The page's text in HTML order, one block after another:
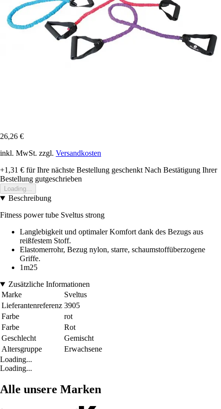
26,26 €
inkl. MwSt. zzgl. Versandkosten
+1,31 € für Ihre nächste Bestellung geschenkt Nach Bestätigung Ihrer
Bestellung gutgeschrieben
Loading...
Beschreibung
Fitness power tube Sveltus strong
Langlebigkeit und optimaler Komfort dank des Bezugs aus
reißfestem Stoff.
Elastomerrohr, Bezug nylon, starre, schaumstoffüberzogene
Griffe.
1m25
Zusätzliche Informationen
Marke
Sveltus
Lieferantenreferenz 3905
Farbe
rot
Farbe
Rot
Geschlecht
Gemischt
Altersgruppe
Erwachsene
Loading...
Loading...
Alle unsere Marken